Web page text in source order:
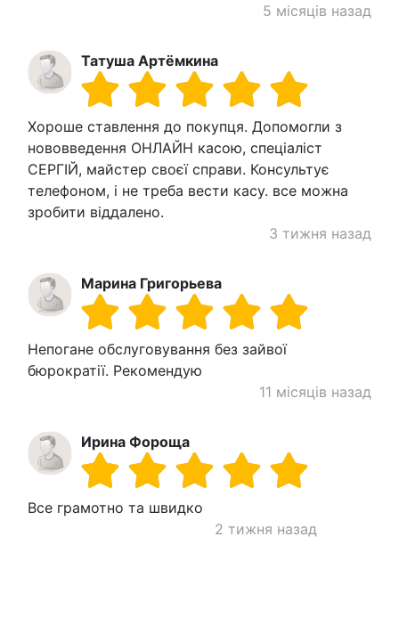
5 місяців назад
Татуша Артёмкина
Хороше ставлення до покупця. Допомогли з
нововведення ОНЛАЙН касою, спеціаліст
СЕРГІЙ, майстер своєї справи. Консультує
телефоном, і не треба вести касу. все можна
зробити віддалено.
3 тижня назад
Марина Григорьева
Непогане обслуговування без зайвої
бюрократії. Рекомендую
11 місяців назад
Ирина Фороща
Все грамотно та швидко
2 тижня назад